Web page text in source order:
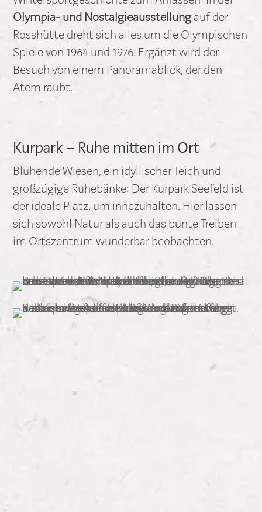
Olympia- und Nostalgieausstellungauf der
Rosshütte dreht sich alles um die Olympischen
Spiele von 1964 und 1976. Ergänzt wird der
Besuch von einem Panoramablick, der den
Atem raubt.
Kurpark – Ruhe mitten im Ort
Blühende Wiesen, ein idyllischer Teich und
großzügige Ruhebänke: Der Kurpark Seefeld ist
der ideale Platz, um innezuhalten. Hier lassen
sich sowohl Natur als auch das bunte Treiben
im Ortszentrum wunderbar beobachten.